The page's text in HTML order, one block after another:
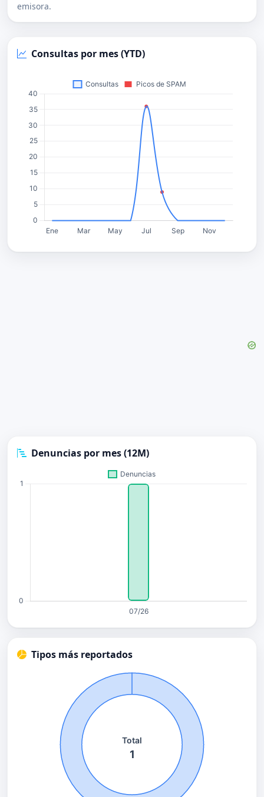
emisora.
Consultas por mes (YTD)
Denuncias por mes (12M)
Tipos más reportados